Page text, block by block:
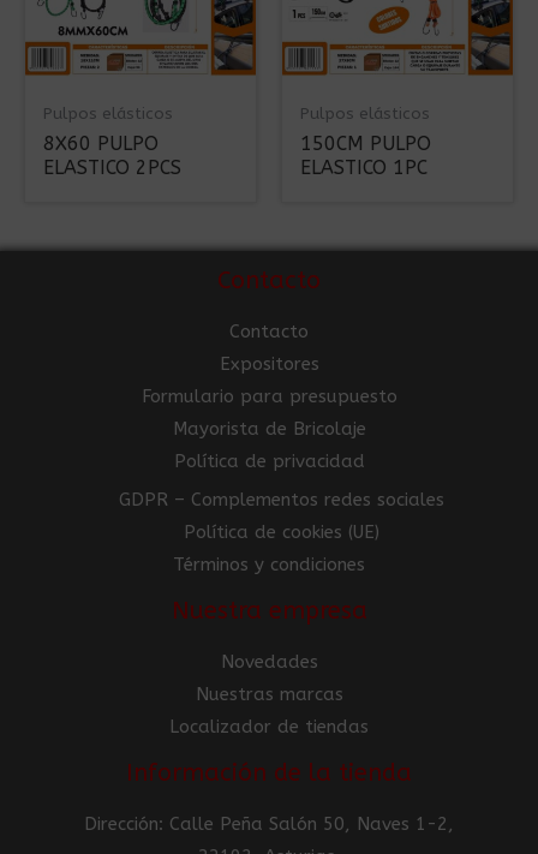
Pulpos elásticos
8X60 PULPO
ELASTICO 2PCS
Pulpos elásticos
150CM PULPO
ELASTICO 1PC
Contacto
Contacto
Expositores
Formulario para presupuesto
Mayorista de Bricolaje
Política de privacidad
GDPR – Complementos redes sociales
Política de cookies (UE)
Términos y condiciones
Nuestra empresa
Novedades
Nuestras marcas
Localizador de tiendas
Información de la tienda
Dirección: Calle Peña Salón 50, Naves 1-2,